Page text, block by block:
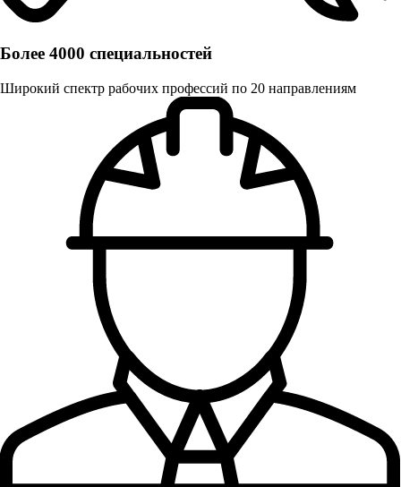
Более 4000 специальностей
Широкий спектр рабочих профессий по 20 направлениям